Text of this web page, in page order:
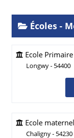
Écoles -
Ecole
Longwy - 54400
Ecole
Chaligny - 54230